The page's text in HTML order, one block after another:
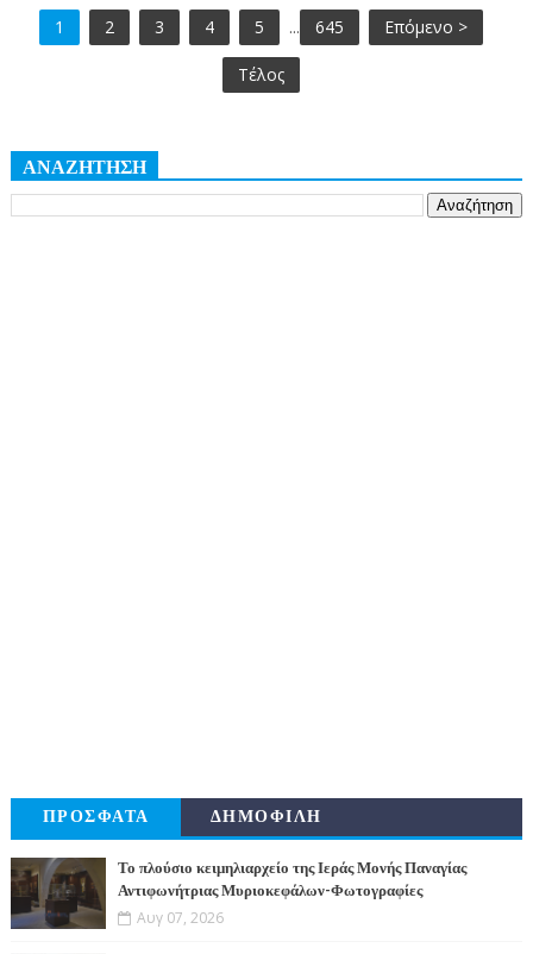
1 2 3 4 5 ... 645 Επόμενο >
Τέλος
ΑΝΑΖΗΤΗΣΗ
ΠΡΟΣΦΑΤΑ ΔΗΜΟΦΙΛΗ
Το πλούσιο κειμηλιαρχείο της Ιεράς Μονής Παναγίας
Αντιφωνήτριας Μυριοκεφάλων-Φωτογραφίες
Αυγ 07, 2026